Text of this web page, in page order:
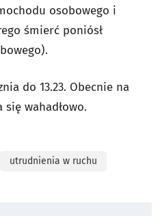
osobowego i
śmierć poniósł
do 13.23. Obecnie na
wahadłowo.
utrudnienia w ruchu